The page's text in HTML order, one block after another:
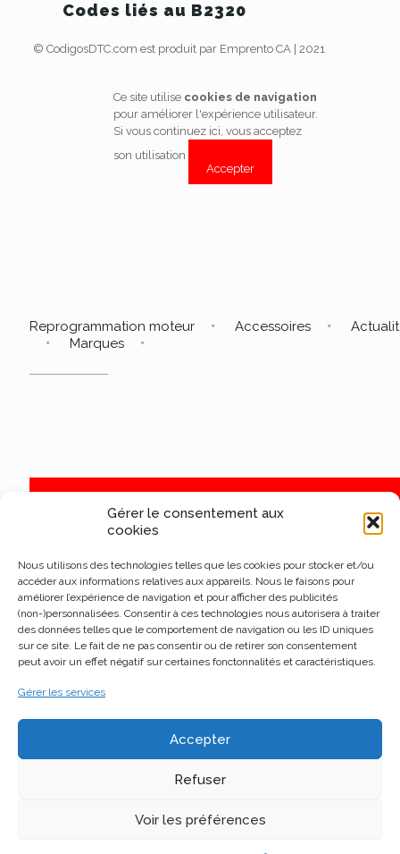
Gérer le consentement aux
cookies
Nous utilisons des technologies telles que les cookies pour stocker et/ou
accéder aux informations relatives aux appareils. Nous le faisons pour
améliorer l’expérience de navigation et pour afficher des publicités
(non-)personnalisées. Consentir à ces technologies nous autorisera à traiter
des données telles que le comportement de navigation ou les ID uniques
sur ce site. Le fait de ne pas consentir ou de retirer son consentement
peut avoir un effet négatif sur certaines fonctonnalités et caractéristiques.
Gérer les services
Accepter
Refuser
Voir les préférences
Codes liés au B2320
© CodigosDTC.com est produit par Emprento CA | 2021
Ce site utilise cookies de navigation
pour améliorer l'expérience utilisateur.
Si vous continuez ici, vous acceptez
son utilisation
Accepter
Reprogrammation moteur Accessoires
Marques